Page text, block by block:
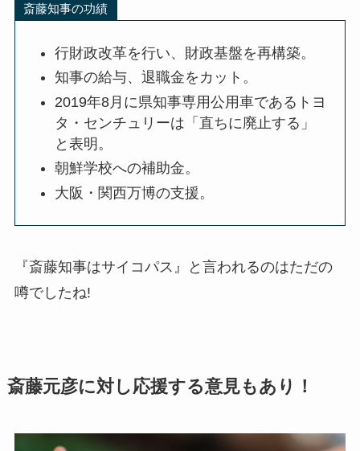
斎藤知事の功績
行財政改革を行い、財政基盤を再構築。
知事の給与、退職金をカット。
2019年8月に県知事専用公用車であるトヨ
タ・センチュリーは「直ちに廃止する」
と表明。
朝鮮学校への補助金。
大阪・関西万博の支援。
『斎藤知事はサイコパス』と言われるのはただの
噂でしたね!
斎藤元彦に対し応援する意見もあり！